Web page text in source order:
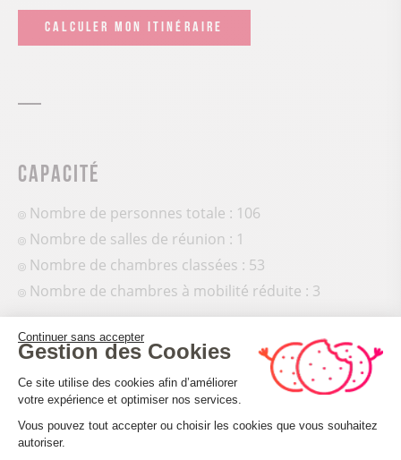
CALCULER MON ITINÉRAIRE
Capacité
Nombre de personnes totale : 106
Nombre de salles de réunion : 1
Nombre de chambres classées : 53
Nombre de chambres à mobilité réduite : 3
Conforts et services
Douche
Continuer sans accepter
Gestion des Cookies
Plateforme de Gestion du
Ce site utilise des cookies afin d’améliorer
votre expérience et optimiser nos services.
Vous pouvez tout accepter ou choisir les cookies que vous souhaitez
autoriser.